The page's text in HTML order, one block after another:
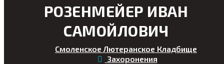
РОЗЕНМЕЙЕР ИВАН
САМОЙЛОВИЧ
Смоленское Лютеранское Кладбище
Захоронения